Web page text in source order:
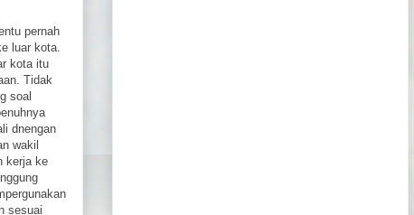
pernah
luar kota.
kota itu
Tidak
soal
dnengan
wakil
kerja ke
sesuai